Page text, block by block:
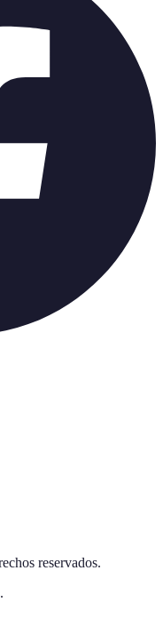
reservados.